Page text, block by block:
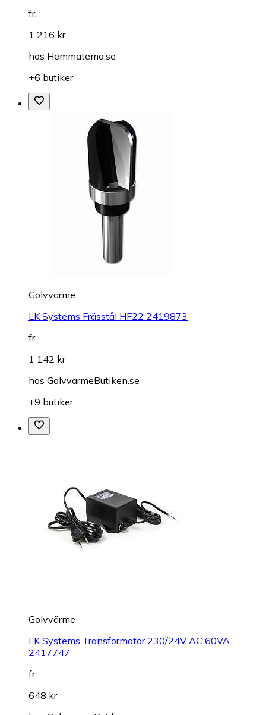
fr.
1 216 kr
hos Hemmatema.se
+6 butiker
Golvvärme
LK Systems Frässtål HF22 2419873
fr.
1 142 kr
hos GolvvarmeButiken.se
+9 butiker
Golvvärme
LK Systems Transformator 230/24V AC 60VA
2417747
fr.
648 kr